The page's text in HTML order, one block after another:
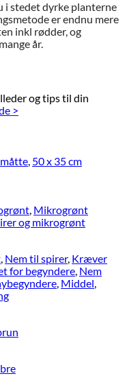
i stedet dyrke planterne
er endnu mere
inkl rødder, og
år.
og tips til din
>
, 50 x 35 cm
, Mikrogrønt
og mikrogrønt
, Nem til spirer, Kræver
for begyndere, Nem
, Middel,